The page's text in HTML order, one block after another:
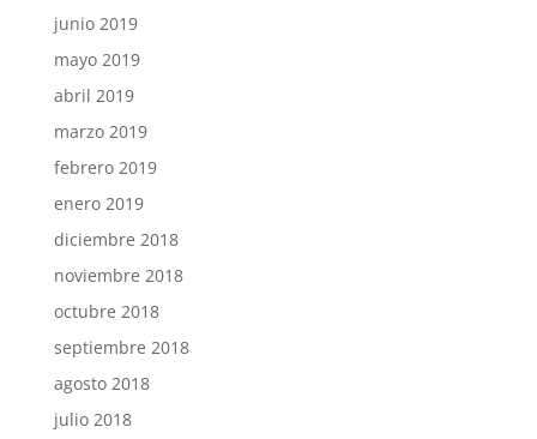
junio 2019
mayo 2019
abril 2019
marzo 2019
febrero 2019
enero 2019
diciembre 2018
noviembre 2018
octubre 2018
septiembre 2018
agosto 2018
julio 2018